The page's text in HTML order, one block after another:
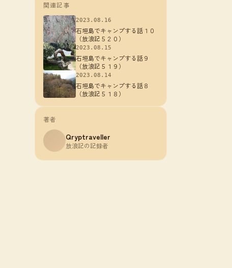
関連記事
2023.08.16
石垣島でキャンプする話１０
（放浪記５２０）
2023.08.15
石垣島でキャンプする話９
（放浪記５１９）
2023.08.14
石垣島でキャンプする話８
（放浪記５１８）
著者
Qryptraveller
放浪記の記録者